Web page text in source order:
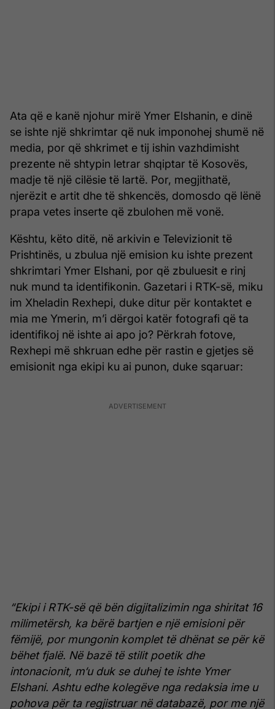
Ata që e kanë njohur mirë Ymer Elshanin, e dinë
se ishte një shkrimtar që nuk imponohej shumë në
media, por që shkrimet e tij ishin vazhdimisht
prezente në shtypin letrar shqiptar të Kosovës,
madje të një cilësie të lartë. Por, megjithatë,
njerëzit e artit dhe të shkencës, domosdo që lënë
prapa vetes inserte që zbulohen më vonë.
Kështu, këto ditë, në arkivin e Televizionit të
Prishtinës, u zbulua një emision ku ishte prezent
shkrimtari Ymer Elshani, por që zbuluesit e rinj
nuk mund ta identifikonin. Gazetari i RTK-së, miku
im Xheladin Rexhepi, duke ditur për kontaktet e
mia me Ymerin, m’i dërgoi katër fotografi që ta
identifikoj në ishte ai apo jo? Përkrah fotove,
Rexhepi më shkruan edhe për rastin e gjetjes së
emisionit nga ekipi ku ai punon, duke sqaruar:
“Ekipi i RTK-së që bën digjitalizimin nga shiritat 16
milimetërsh, ka bërë bartjen e një emisioni për
fëmijë, por mungonin komplet të dhënat se për kë
bëhet fjalë. Në bazë të stilit poetik dhe
intonacionit, m‘u duk se duhej te ishte Ymer
Elshani. Ashtu edhe kolegëve nga redaksia ime u
pohova për ta regjistruar në databazë, por me një